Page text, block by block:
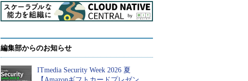
編集部からのお知らせ
ITmedia Security Week 2026 夏